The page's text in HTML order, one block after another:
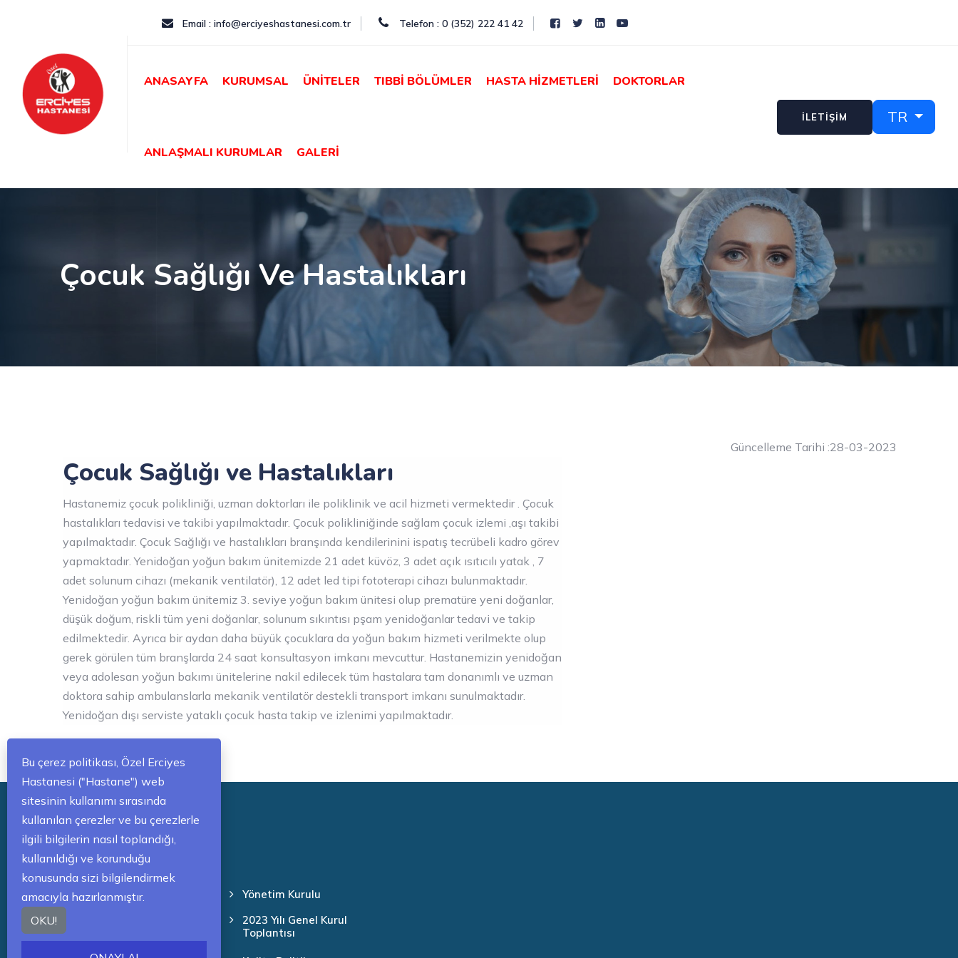
Email : info@erciyeshastanesi.com.tr Telefon : 0 (352) 222 41 42
ANASAYFA KURUMSAL ÜNİTELER TIBBİ BÖLÜMLER HASTA HİZMETLERİ DOKTORLAR
ANLAŞMALI KURUMLAR GALERİ
İLETİŞİM TR
Çocuk Sağlığı Ve Hastalıkları
Güncelleme Tarihi :28-03-2023
Çocuk Sağlığı ve Hastalıkları
Hastanemiz çocuk polikliniği, uzman doktorları ile poliklinik ve acil hizmeti vermektedir . Çocuk
hastalıkları tedavisi ve takibi yapılmaktadır. Çocuk polikliniğinde sağlam çocuk izlemi ,aşı takibi
yapılmaktadır. Çocuk Sağlığı ve hastalıkları branşında kendilerinini ispatış tecrübeli kadro görev
yapmaktadır. Yenidoğan yoğun bakım ünitemizde 21 adet küvöz, 3 adet açık ısıtıcılı yatak , 7
adet solunum cihazı (mekanik ventilatör), 12 adet led tipi fototerapi cihazı bulunmaktadır.
Yenidoğan yoğun bakım ünitemiz 3. seviye yoğun bakım ünitesi olup prematüre yeni doğanlar,
düşük doğum, riskli tüm yeni doğanlar, solunum sıkıntısı pşam yenidoğanlar tedavi ve takip
edilmektedir. Ayrıca bir aydan daha büyük çocuklara da yoğun bakım hizmeti verilmekte olup
gerek görülen tüm branşlarda 24 saat konsultasyon imkanı mevcuttur. Hastanemizin yenidoğan
veya adolesan yoğun bakımı ünitelerine nakil edilecek tüm hastalara tam donanımlı ve uzman
doktora sahip ambulanslarla mekanik ventilatör destekli transport imkanı sunulmaktadır.
Yenidoğan dışı serviste yataklı çocuk hasta takip ve izlenimi yapılmaktadır.
KURUMSAL
Şirket Bilgileri Yönetim Kurulu
2023 Yılı Genel Kurul
Toplantısı
Bu çerez politikası, Özel Erciyes
Hastanesi ("Hastane") web
sitesinin kullanımı sırasında
kullanılan çerezler ve bu çerezlerle
ilgili bilgilerin nasıl toplandığı,
kullanıldığı ve korunduğu
konusunda sizi bilgilendirmek
amacıyla hazırlanmıştır.
OKU!